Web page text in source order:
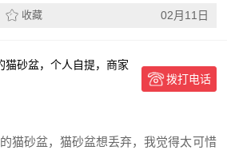
收藏 02月11日
猫砂盆，个人自提，商家
拨打电话
猫砂盆，猫砂盆想丢弃，我觉得太可惜